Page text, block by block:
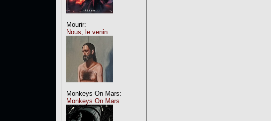
Mourir:
Nous, le venin
Monkeys On Mars:
Monkeys On Mars